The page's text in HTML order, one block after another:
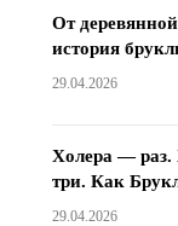
От
история
29.04.2026
Холера —
три. Как
29.04.2026